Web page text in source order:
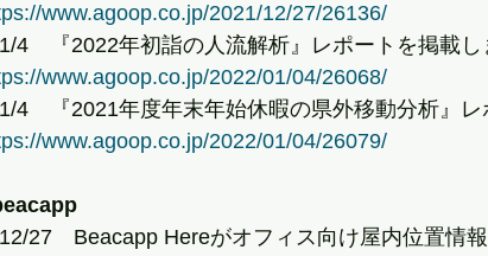
www.agoop.co.jp/2021/12/27/26136/
1/4　『2022年初詣の人流解析』レポートを掲載し
www.agoop.co.jp/2022/01/04/26068/
1/4　『2021年度年末年始休暇の県外移動分析』
www.agoop.co.jp/2022/01/04/26079/
12/27　Beacapp Hereがオフィス向け屋内位置情